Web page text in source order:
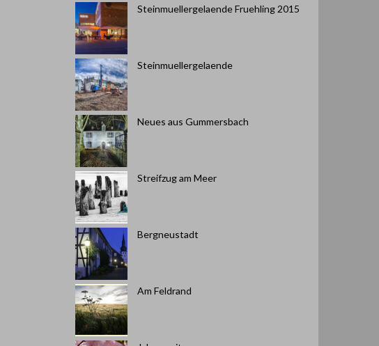
Steinmuellergelaende Fruehling 2015
Steinmuellergelaende
Neues aus Gummersbach
Streifzug am Meer
Bergneustadt
Am Feldrand